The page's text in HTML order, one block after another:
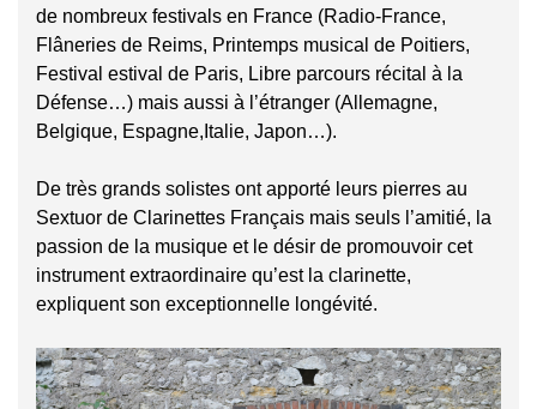
de nombreux festivals en France (Radio-France,
Flâneries de Reims, Printemps musical de Poitiers,
Festival estival de Paris, Libre parcours récital à la
Défense…) mais aussi à l’étranger (Allemagne,
Belgique, Espagne,Italie, Japon…).
De très grands solistes ont apporté leurs pierres au
Sextuor de Clarinettes Français mais seuls l’amitié, la
passion de la musique et le désir de promouvoir cet
instrument extraordinaire qu’est la clarinette,
expliquent son exceptionnelle longévité.